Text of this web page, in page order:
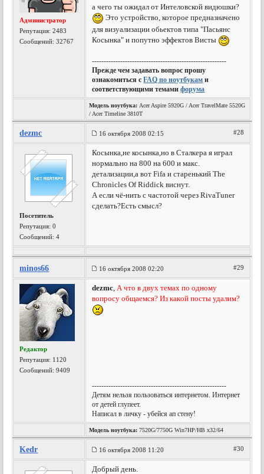
Администратор
Репутация:2483
Сообщений: 32767
а чего ты ожидал от Интеловской видюшки?
Это устройство, которое предназначено
для визуализации обьектов типа "Пасьянс
Косынка" и попутно эффектов Висты
---------------------------------------------------------
Прежде чем задавать вопрос прошу
ознакомиться сFAQ по ноутбукам и
соответствующими темамифорума
Модель ноутбука: Acer Aspire 5920G / Acer TravelMate 5520G
/ Acer Timeline 3810T
dezmc 16 октября 2008 02:15 #28
Посетитель
Репутация:0
Сообщений: 4
Косынка,не косынка,но в Сталкера я играл
нормально на 800 на 600 и макс.
детализации,а вот Fifa и старенький The
Chronicles Of Riddick виснут.
А если чё-нить с частотой через RivaTuner
сделать?Есть смысл?
minos66 16 октября 2008 02:20 #29
Редактор
Репутация: 1120
Сообщений: 9409
dezmc,А что в двух темах по одному
вопросу общаемся? Из какoй посты удалим?
---------------------------------------------------------
Детям нельзя пользоваться интернетом. Интернет
от детей глупеет.
Написал в личку - убейся ап стену!
Модель ноутбука: 7520G/7750G Win7HP/HB x32/64
Kedr 16 октября 2008 11:20 #30
Добрый день.